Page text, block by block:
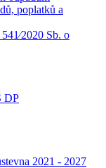
poplatků a
Sb. o
DP
2021 - 2027